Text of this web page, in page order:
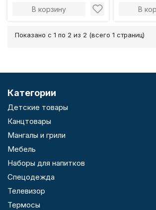
В корзину В
Показано с 1 по 2 из 2 (всего 1 страниц)
Категории
Детские товары
Канцтовары
Мангалы и грили
Мебель
Наборы для напитков
Спецодежда
Телевизор
Термосы